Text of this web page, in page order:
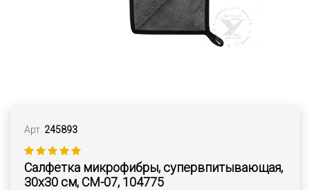
Арт. 245893
Салфетка микрофибры, супервпитывающая,
30х30 см, CM-07, 104775